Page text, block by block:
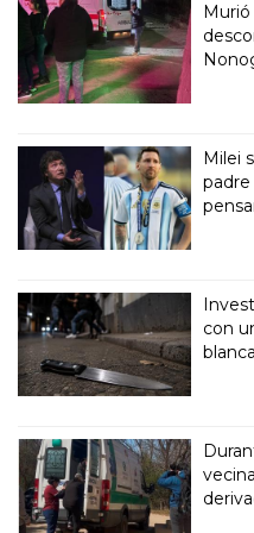
Murió
Milei
padre
con